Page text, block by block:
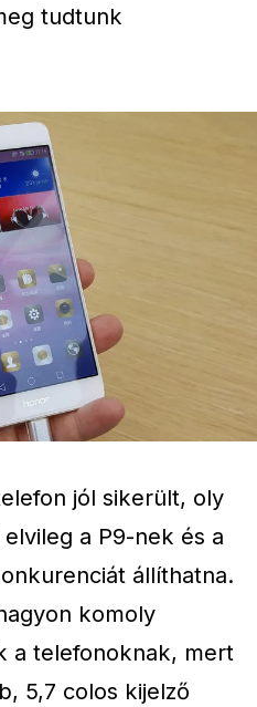
tudtunk
jól sikerült, oly
a P9-nek és a
állíthatna.
komoly
a telefonoknak, mert
5,7 colos kijelző